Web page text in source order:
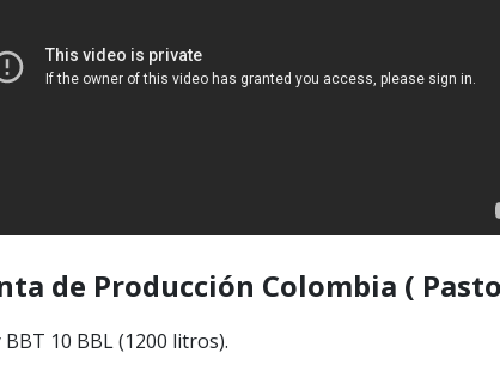
de Producción Colombia (
10 BBL (1200 litros).